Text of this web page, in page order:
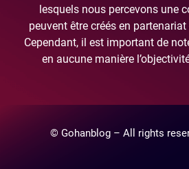
lesquels nous percevons une
peuvent être créés en
Cependant, il est important de
en aucune manière
© Gohanblog – All rights